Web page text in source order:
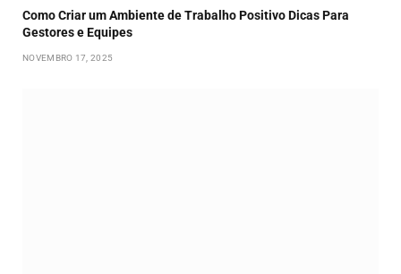
Como Criar um Ambiente de Trabalho Positivo Dicas Para
Gestores e Equipes
NOVEMBRO 17, 2025